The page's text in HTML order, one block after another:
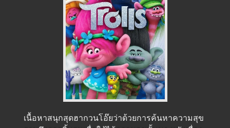
เนื้อหาสนุกสุดฮากวนโอ๊ยว่าด้วยการค้นหาความสุข